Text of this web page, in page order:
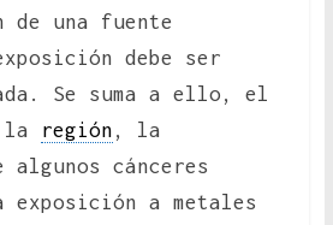
una fuente
debe ser
Se suma a ello, el
la
región , la
algunos cánceres
exposición a metales